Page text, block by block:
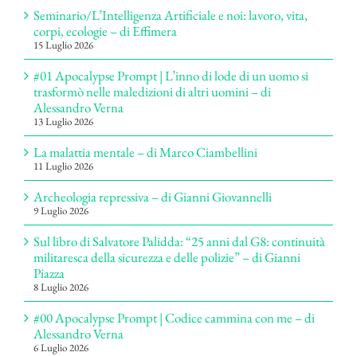
Seminario/L’Intelligenza Artificiale e noi: lavoro, vita,
corpi, ecologie – di Effimera
15 Luglio 2026
#01 Apocalypse Prompt | L’inno di lode di un uomo si
trasformò nelle maledizioni di altri uomini – di
Alessandro Verna
13 Luglio 2026
La malattia mentale – di Marco Ciambellini
11 Luglio 2026
Archeologia repressiva – di Gianni Giovannelli
9 Luglio 2026
Sul libro di Salvatore Palidda: “25 anni dal G8: continuità
militaresca della sicurezza e delle polizie” – di Gianni
Piazza
8 Luglio 2026
#00 Apocalypse Prompt | Codice cammina con me – di
Alessandro Verna
6 Luglio 2026